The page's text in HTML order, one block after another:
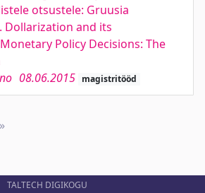
otsustele: Gruusia
Dollarization and its
Policy Decisions: The
08.06.2015 magistritööd
TALTECH DIGIKOGU